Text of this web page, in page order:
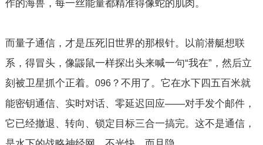
作的海兽，每一丝能量都精准得像蛇的肌肉。
而量子通信，才是压死旧世界的那根针。以前潜艇想联
系，得冒头，像鼹鼠一样探出头来喊一句“我在”，然后立
刻被卫星抓个正着。 096？不用了。它在水下四五百米就
能密钥通信、实时对话、零延迟回应——对手发个邮件，
它已经撤退、转向、锁定目标三合一搞完。这不是通信，